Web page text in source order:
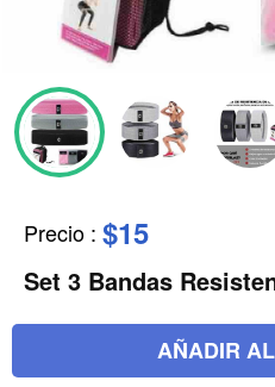
Precio : $15
Set 3 Bandas
AÑADIR